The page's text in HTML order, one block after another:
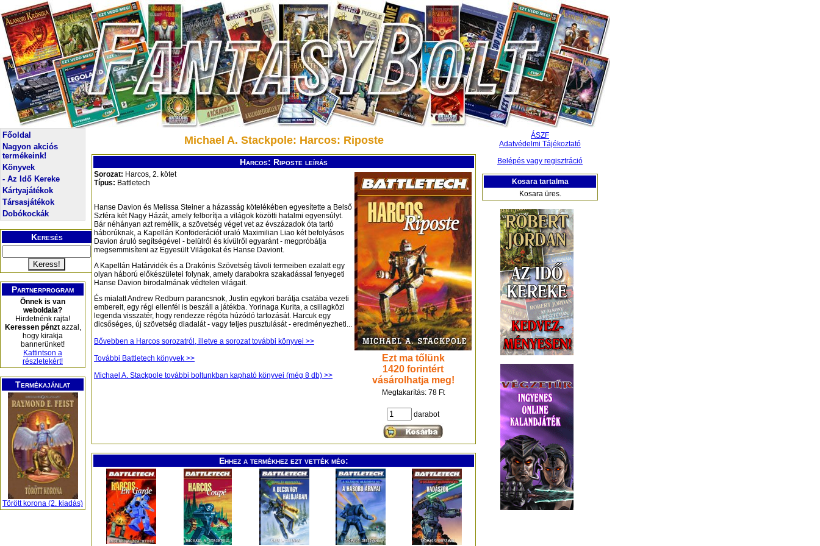
Főoldal
Nagyon akciós
termékeink!
Könyvek
- Az Idő Kereke
Kártyajátékok
Társasjátékok
Dobókockák
Keresés
Partnerprogram
Önnek is van
weboldala?
Hirdetnénk rajta!
Keressen pénztazzal,
hogy kirakja
bannerünket!
Kattintson a
részletekért!
Termékajánlat
Törött korona (2. kiadás)
Michael A. Stackpole: Harcos: Riposte
Harcos: Riposte leírás
Ezt ma tőlünk
1420 forintért
vásárolhatja meg!
Megtakarítás: 78 Ft
darabot
Sorozat: Harcos, 2. kötet
Típus: Battletech
Hanse Davion és Melissa Steiner a házasság kötelékében egyesítette a Belső
Szféra két Nagy Házát, amely felborítja a világok közötti hatalmi egyensúlyt.
Bár néhányan azt remélik, a szövetség véget vet az évszázadok óta tartó
háborúknak, a Kapellán Konföderációt uraló Maximilian Liao két befolyásos
Davion áruló segítségével - belülről és kívülről egyaránt - megpróbálja
megsemmisíteni az Egyesült Világokat és Hanse Daviont.
A Kapellán Határvidék és a Drakónis Szövetség távoli termeiben ezalatt egy
olyan háború előkészületei folynak, amely darabokra szakadással fenyegeti
Hanse Davion birodalmának védtelen világait.
És mialatt Andrew Redburn parancsnok, Justin egykori barátja csatába vezeti
embereit, egy régi ellenfél is beszáll a játékba. Yorinaga Kurita, a csillagközi
legenda visszatér, hogy rendezze régóta húzódó tartozását. Harcuk egy
dicsőséges, új szövetség diadalát - vagy teljes pusztulását - eredményezheti...
Bővebben a Harcos sorozatról, illetve a sorozat további könyvei >>
További Battletech könyvek >>
Michael A. Stackpole további boltunkban kapható könyvei (még 8 db) >>
Ehhez a termékhez ezt vették még:
ÁSZF
Adatvédelmi Tájékoztató
Belépés vagy regisztráció
Kosara tartalma
Kosara üres.